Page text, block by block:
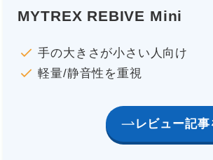
MYTREX REBIVE Mini
手の大きさが小さい人向け
軽量/静音性を重視
レビュー記